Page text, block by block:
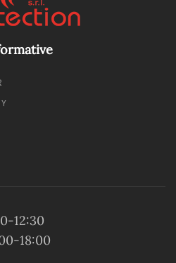
12:30
18:00